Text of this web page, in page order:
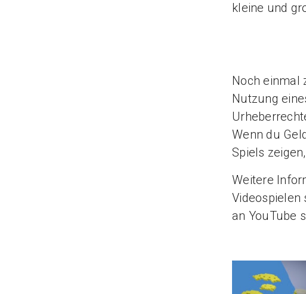
kleine und
Noch einmal
Nutzung
Wenn du
Spiels
Weitere
Videospielen
an YouTube